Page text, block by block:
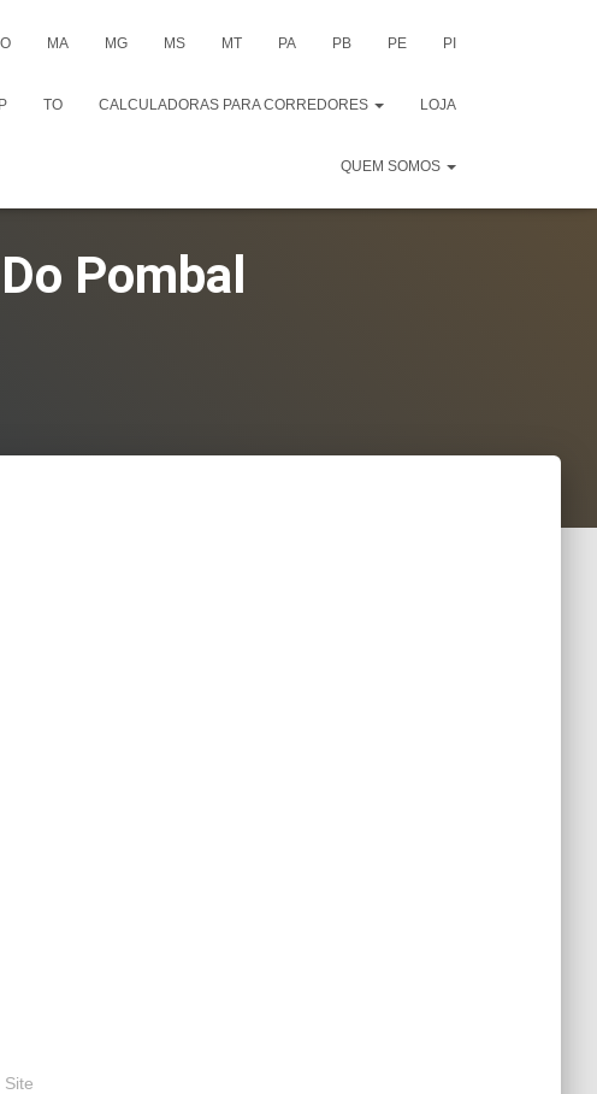
MA MG MS MT PA PB PE PI
TO CALCULADORAS PARA CORREDORES LOJA
QUEM SOMOS
Pombal
Site